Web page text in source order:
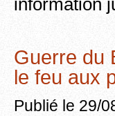
information
Guerre du
le feu aux
Publié le 29/